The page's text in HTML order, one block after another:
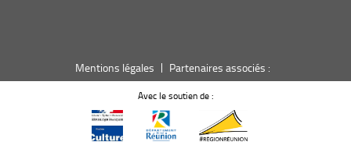
Mentions légales Partenaires associés :
Avec le soutien de :